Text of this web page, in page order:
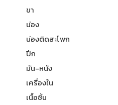
ขา
น่อง
น่องติดสะโพก
ปีก
มัน-หนัง
เครื่องใน
เนื้อชิ้น